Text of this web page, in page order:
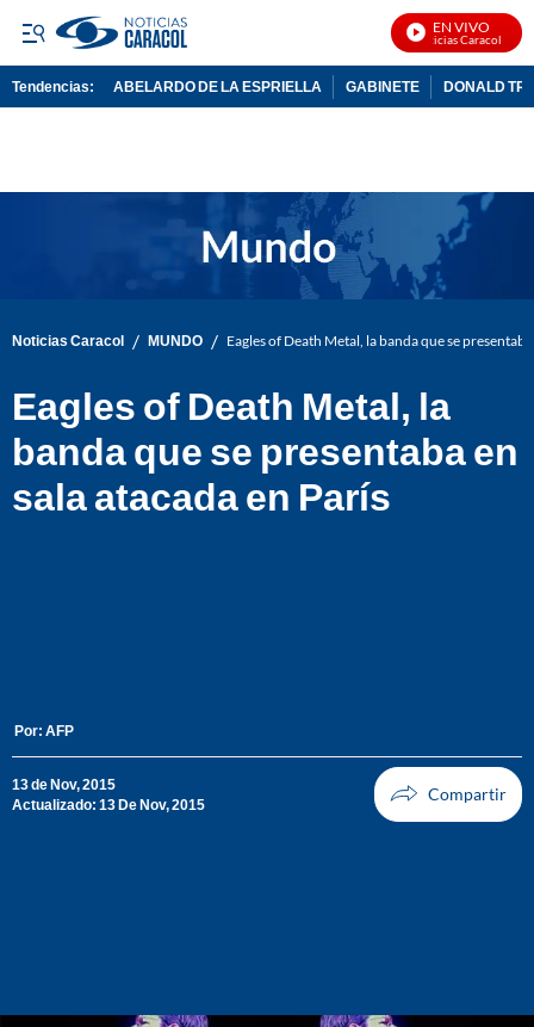
EN VIVO
Noticias Caracol En
Tendencias: ABELARDO DE LA ESPRIELLA GABINETE DONALD
Noticias Caracol / MUNDO / Eagles of Death Metal, la banda que se
Eagles of Death Metal, la
banda que se presentaba en
sala atacada en París
Por: AFP
13 de Nov, 2015
Actualizado: 13 De Nov, 2015